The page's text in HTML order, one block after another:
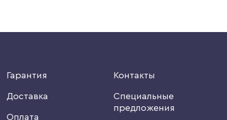
Гарантия
Доставка
Оплата
Контакты
Специальные
предложения